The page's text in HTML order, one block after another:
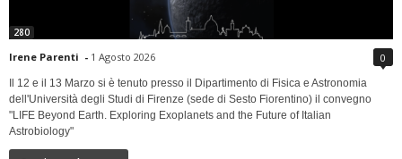
280
Irene Parenti - 1 Agosto 2026 0
Il 12 e il 13 Marzo si è tenuto presso il Dipartimento di Fisica e Astronomia
dell'Università degli Studi di Firenze (sede di Sesto Fiorentino) il convegno
"LIFE Beyond Earth. Exploring Exoplanets and the Future of Italian
Astrobiology"